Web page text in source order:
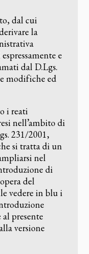
dal cui
la
e
dal D.Lgs.
modifiche ed
i reati
nell’ambito di
231/2001,
si tratta di un
nel
di
del
vedere in blu i
presente
versione